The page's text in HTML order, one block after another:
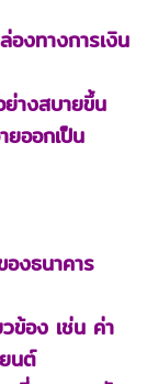
งทางการเงิน
ย่างสบายขึ้น
ยออกเป็น
องธนาคาร
ข้อง เช่น ค่า
นต์